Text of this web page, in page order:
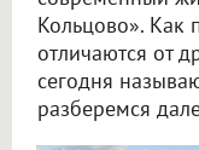
Кольцово». Как
отличаются от
сегодня
разберемся